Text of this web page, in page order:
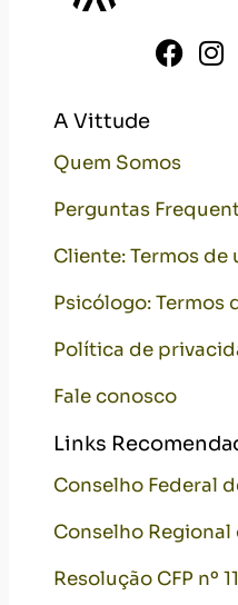
A Vittude
Quem Somos
Perguntas
Cliente: Termos de
Psicólogo: Termos
Política de
Fale conosco
Links
Conselho Federal
Conselho
Resolução CFP nº